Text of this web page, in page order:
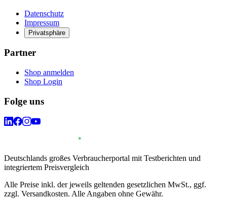
Datenschutz
Impressum
Privatsphäre
Partner
Shop anmelden
Shop Login
Folge uns
Deutschlands großes Verbraucherportal mit Testberichten und
integriertem Preisvergleich
Alle Preise inkl. der jeweils geltenden gesetzlichen MwSt., ggf.
zzgl. Versandkosten. Alle Angaben ohne Gewähr.